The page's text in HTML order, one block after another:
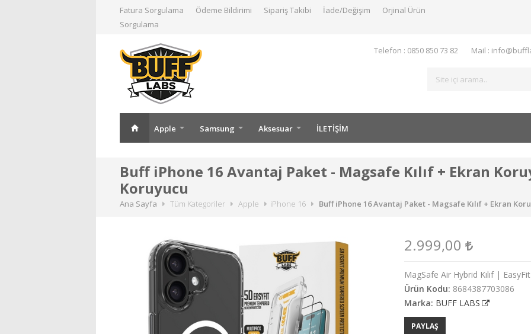
Fatura Sorgulama Ödeme Bildirimi Sipariş Takibi İade/Değişim
Orjinal Ürün
Sorgulama
Telefon : 0850 850 73 82 Mail :
Apple Samsung Aksesuar İLETİŞİM
Buff iPhone 16 Avantaj Paket - Magsafe Kılıf + Ekran
Koruyucu
Ana Sayfa Tüm Kategoriler Apple iPhone 16 Buff iPhone 16 Avantaj Paket - Magsafe Kılıf + Ekran
2.999,00
MagSafe Air Hybrid Kılıf |
Ürün Kodu: 8684387703086
Marka: BUFF LABS
PAYLAŞ